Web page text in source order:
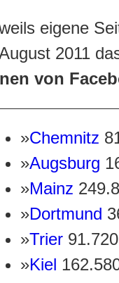
eigene
2011
von
»Chemnitz
»Augsburg
»Mainz
»Dortmund
»Trier 91.720
»Kiel